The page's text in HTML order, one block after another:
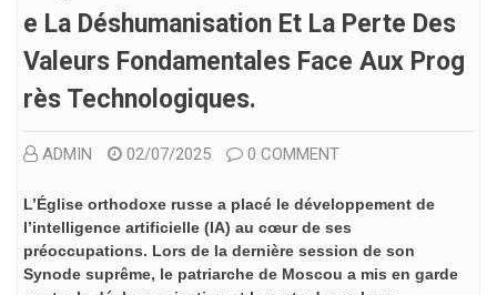
E La Déshumanisation Et La Perte Des
Valeurs Fondamentales Face Aux Prog
Rès Technologiques.
ADMIN 02/07/2025 0 COMMENT
L’Église orthodoxe russe a placé le développement de
l’intelligence artificielle (IA) au cœur de ses
préoccupations. Lors de la dernière session de son
Synode suprême, le patriarche de Moscou a mis en garde